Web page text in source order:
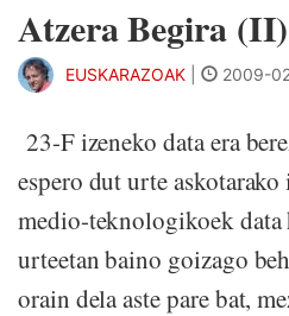
Atzera Begira
EUSKARAZOAK 2009-
23-F izeneko data era
espero dut urte
medio-teknologikoek data
urteetan baino goizago
orain dela aste pare bat,